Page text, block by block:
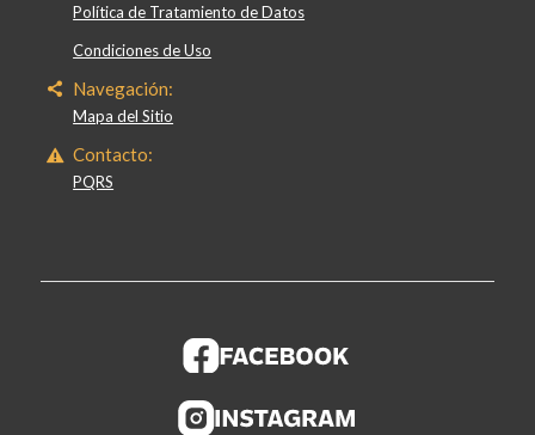
Política de Tratamiento de Datos
Condiciones de Uso
Navegación:
Mapa del Sitio
Contacto:
PQRS